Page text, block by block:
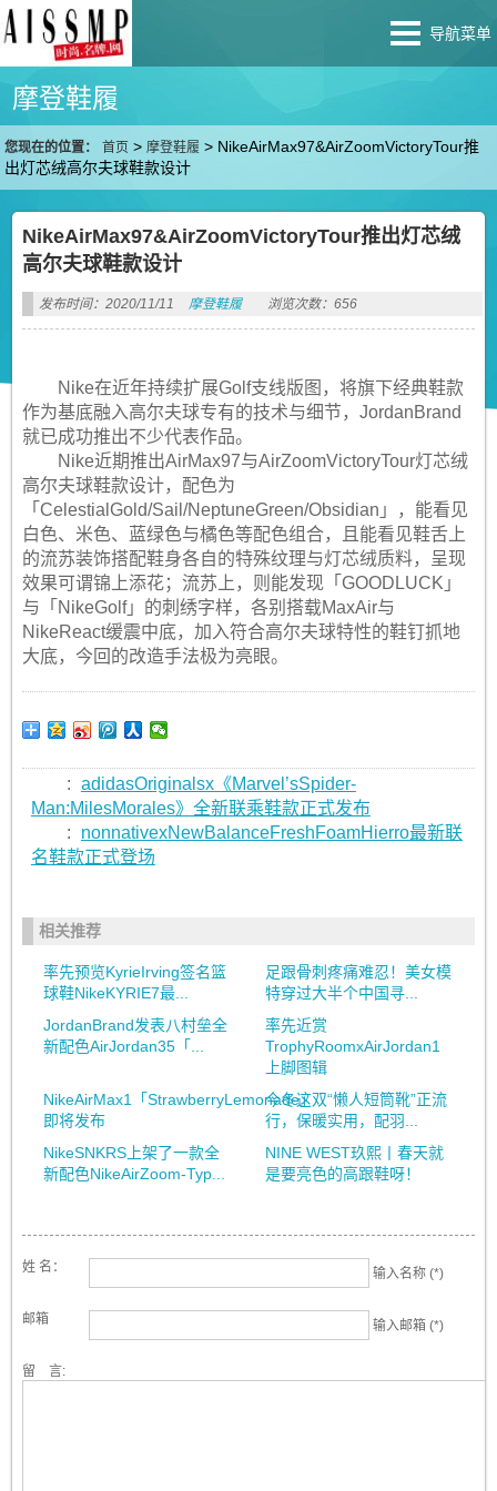
导航菜单
摩登鞋履
您现在的位置： 首页 >摩登鞋履 > NikeAirMax97&AirZoomVictoryTour推
出灯芯绒高尔夫球鞋款设计
NikeAirMax97&AirZoomVictoryTour推出灯芯绒
高尔夫球鞋款设计
发布时间：2020/11/11 摩登鞋履 浏览次数：656
Nike在近年持续扩展Golf支线版图，将旗下经典鞋款
作为基底融入高尔夫球专有的技术与细节，JordanBrand
就已成功推出不少代表作品。
​Nike近期推出AirMax97与AirZoomVictoryTour灯芯绒
高尔夫球鞋款设计，配色为
「CelestialGold/Sail/NeptuneGreen/Obsidian」，能看见
白色、米色、蓝绿色与橘色等配色组合，且能看见鞋舌上
的流苏装饰搭配鞋身各自的特殊纹理与灯芯绒质料，呈现
效果可谓锦上添花；流苏上，则能发现「GOODLUCK」
与「NikeGolf」的刺绣字样，各别搭载MaxAir与
NikeReact缓震中底，加入符合高尔夫球特性的鞋钉抓地
大底，今回的改造手法极为亮眼。
: adidasOriginalsx《Marvel’sSpider-
Man:MilesMorales》全新联乘鞋款正式发布
:
nonnativexNewBalanceFreshFoamHierro最新联
名鞋款正式登场
相关推荐
率先预览KyrieIrving签名篮
球鞋NikeKYRIE7最...
足跟骨刺疼痛难忍！美女模
特穿过大半个中国寻...
JordanBrand发表八村垒全
新配色AirJordan35「...
率先近赏
TrophyRoomxAirJordan1
上脚图辑
NikeAirMax1「StrawberryLemonade」
即将发布
今冬这双“懒人短筒靴”正流
行，保暖实用，配羽...
NikeSNKRS上架了一款全
新配色NikeAirZoom-Typ...
NINE WEST玖熙丨春天就
是要亮色的高跟鞋呀！
姓 名： 输入名称 (*)
邮箱 输入邮箱 (*)
留 言: